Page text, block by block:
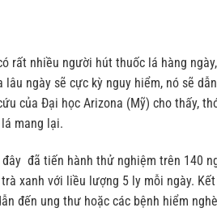
rất nhiều người hút thuốc lá hàng
lâu ngày sẽ cực kỳ nguy hiểm, nó sẽ
của Đại học Arizona (Mỹ) cho thấy,
mang lại.
đây đã tiến hành thử nghiệm trên 140
xanh với liều lượng 5 ly mỗi ngày.
đến ung thư hoặc các bệnh hiểm